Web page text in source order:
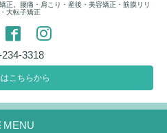
正。腰痛・肩こり・産後・美容矯正・筋膜リリ
大転子矯正
3318
こちらから
MENU